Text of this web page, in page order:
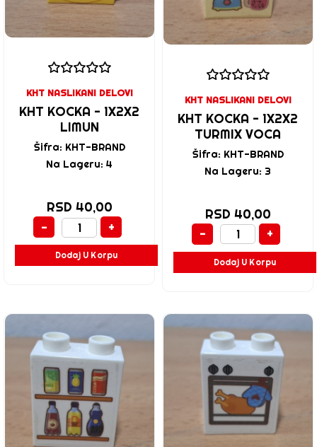
KHT NASLIKANI DELOVI
KHT KOCKA - 1X2X2
LIMUN
Šifra: KHT-BRAND
Na Lageru: 4
RSD 40,00
-
+
Dodaj U Korpu
KHT NASLIKANI DELOVI
KHT KOCKA - 1X2X2
TURMIX VOCA
Šifra: KHT-BRAND
Na Lageru: 3
RSD 40,00
-
+
Dodaj U Korpu